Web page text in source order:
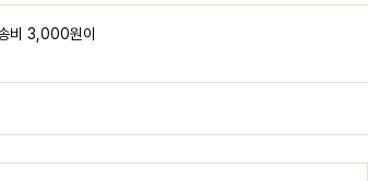
비 3,000원이